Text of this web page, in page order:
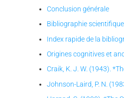
Conclusion générale
Bibliographie
Index rapide de la
Origines cognitives et
Craik, K. J. W. (1943).
Johnson-Laird, P. N.